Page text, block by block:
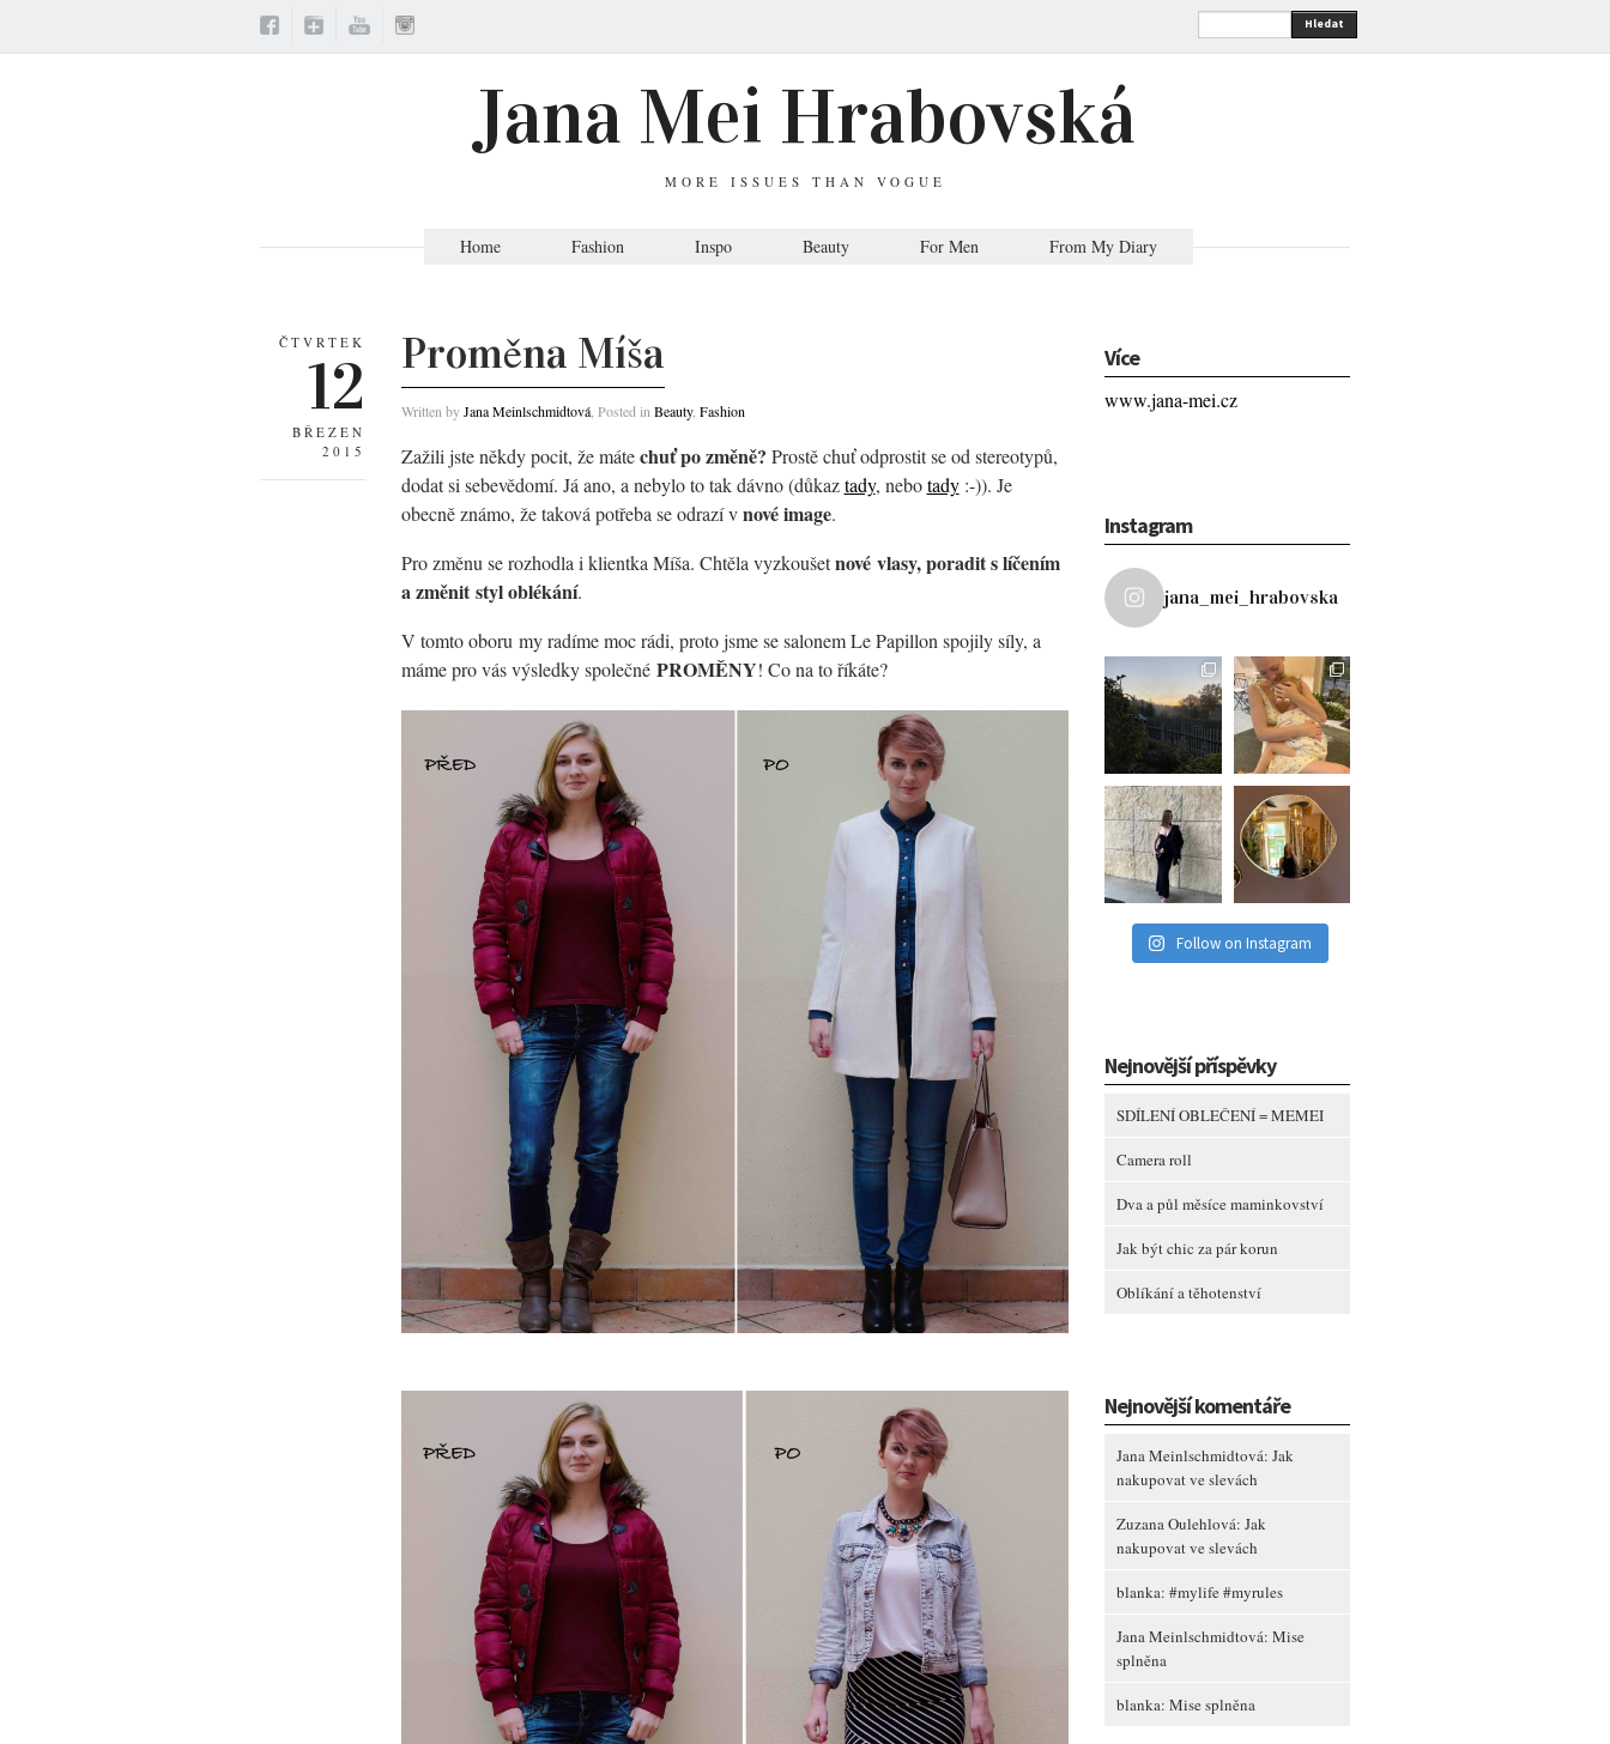
Hledat
Jana Mei Hrabovská
MORE ISSUES THAN VOGUE
Home Fashion Inspo Beauty For Men From My Diary
ČTVRTEK
12
BŘEZEN
2015
Proměna Míša
Written byJana Meinlschmidtová, Posted in Beauty, Fashion
Zažili jste někdy pocit, že mátechuť po změně? Prostě chuť odprostit se od stereotypů,
dodat si sebevědomí. Já ano, a nebylo to tak dávno (důkaztady, nebotady:-)). Je
obecně známo, že taková potřeba se odrazí vnové image.
Pro změnu se rozhodla i klientka Míša. Chtěla vyzkoušetnové vlasy, poradit s líčením
a změnit styl oblékání.
V tomto oboru my radíme moc rádi, proto jsme se salonem Le Papillon spojily síly, a
máme pro vás výsledky společné PROMĚNY! Co na to říkáte?
Více
www.jana-mei.cz
Instagram
jana_mei_hrabovska
Follow on Instagram
Nejnovější příspěvky
SDÍLENÍ OBLEČENÍ = MEMEI
Camera roll
Dva a půl měsíce maminkovství
Jak být chic za pár korun
Oblíkání a těhotenství
Nejnovější komentáře
Jana Meinlschmidtová: Jak
nakupovat ve slevách
Zuzana Oulehlová: Jak
nakupovat ve slevách
blanka: #mylife #myrules
Jana Meinlschmidtová: Mise
splněna
blanka: Mise splněna